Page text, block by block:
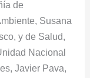
de
Susana
y de Salud,
Nacional
Javier Pava,